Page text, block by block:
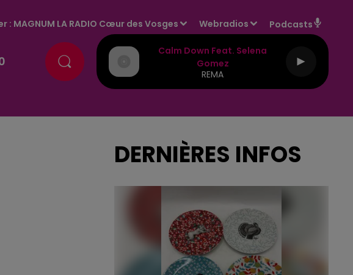
: MAGNUM LA RADIO Cœur des Vosges Webradios Podcasts
Calm Down Feat. Selena
Gomez
REMA
DERNIÈRES INFOS